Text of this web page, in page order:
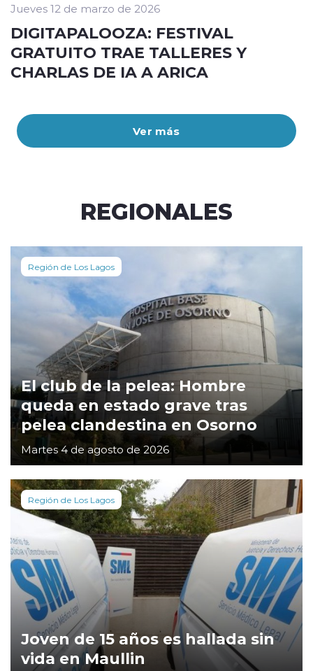
Ver más
Jueves 12 de marzo de 2026
DIGITAPALOOZA: FESTIVAL
GRATUITO TRAE TALLERES Y
CHARLAS DE IA A ARICA
REGIONALES
Región de Los Lagos
El club de la pelea: Hombre
queda en estado grave tras
pelea clandestina en Osorno
Martes 4 de agosto de 2026
Región de Los Lagos
Joven de 15 años es hallada sin
vida en Maullin